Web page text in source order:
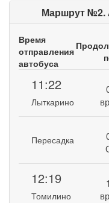
Маршрут №2.
Время
отправления
автобуса
11:22
Лыткарино
Пересадка
12:19
Томилино